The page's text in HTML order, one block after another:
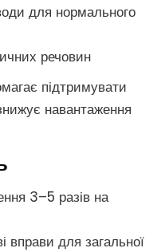
для нормального
речовин
підтримувати
навантаження
3–5 разів на
вправи для загальної